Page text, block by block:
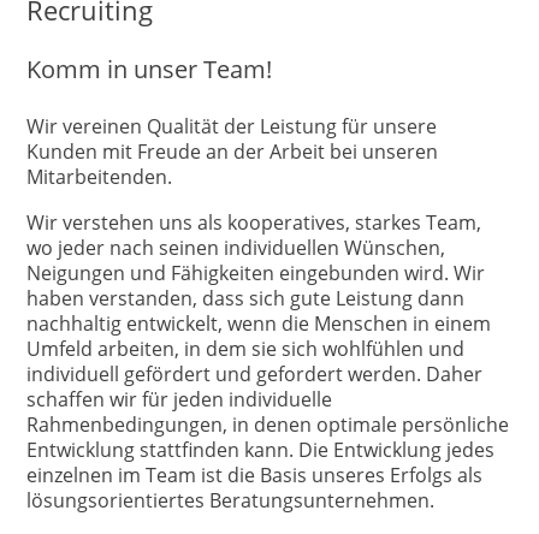
Recruiting
Komm in unser Team!
Wir vereinen Qualität der Leistung für unsere
Kunden mit Freude an der Arbeit bei unseren
Mitarbeitenden.
Wir verstehen uns als kooperatives, starkes Team,
wo jeder nach seinen individuellen Wünschen,
Neigungen und Fähigkeiten eingebunden wird. Wir
haben verstanden, dass sich gute Leistung dann
nachhaltig entwickelt, wenn die Menschen in einem
Umfeld arbeiten, in dem sie sich wohlfühlen und
individuell gefördert und gefordert werden. Daher
schaffen wir für jeden individuelle
Rahmenbedingungen, in denen optimale persönliche
Entwicklung stattfinden kann. Die Entwicklung jedes
einzelnen im Team ist die Basis unseres Erfolgs als
lösungsorientiertes Beratungsunternehmen.